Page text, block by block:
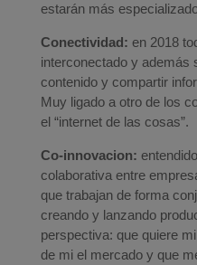
estarán más
Conectividad: en 2018
interconectado y además
contenido y compartir
Muy ligado a otro de los
el “internet de las cosas”.
Co-innovacion:
colaborativa entre
que trabajan de forma
creando y lanzando
perspectiva: que quiere
de mi el mercado y que